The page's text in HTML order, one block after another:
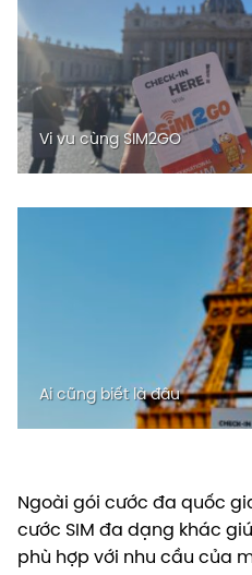
Vi vu cùng SIM2GO
Ai cũng biết là đâu
Ngoài gói cước đa quốc
cước SIM đa dạng khác
phù hợp với nhu cầu của